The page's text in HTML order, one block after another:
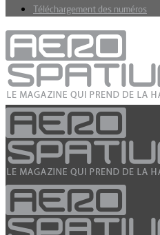
Téléchargement des numéros